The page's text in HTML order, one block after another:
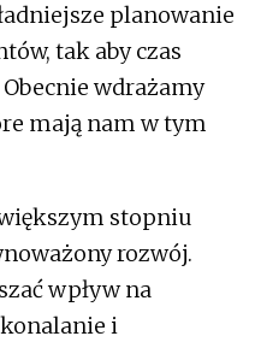
planowanie
tak aby czas
wdrażamy
mają nam w tym
stopniu
rozwój.
wpływ na
i